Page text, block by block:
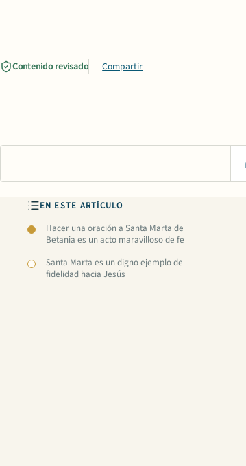
Contenido revisado Compartir
EN ESTE ARTÍCULO
Hacer una oración a Santa Marta de
Betania es un acto maravilloso de fe
Santa Marta es un digno ejemplo de
fidelidad hacia Jesús